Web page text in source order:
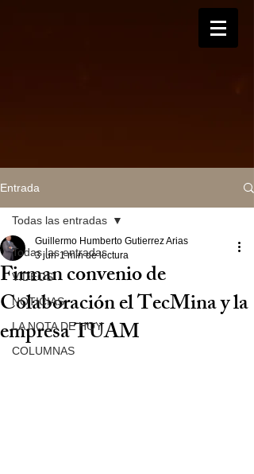
Entrada
Todas las entradas
VIDEOS
NOTICIAS
LA NOTA DE HOY
COLUMNAS
Todas las entradas
Firman convenio de
Colaboración el TecMina y la
empresa TUAM
Guillermo Humberto Gutierrez Arias
3 jun 1 min de lectura